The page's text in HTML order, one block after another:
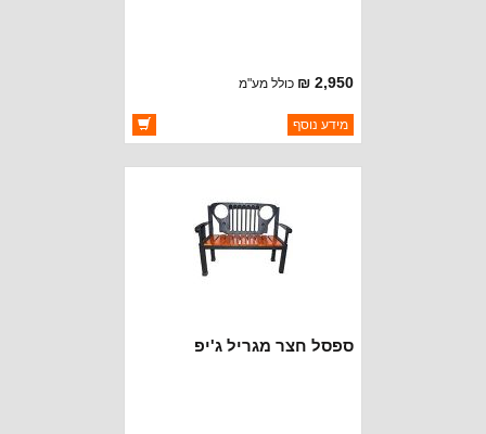
2,950 ₪ כולל מע"מ
ברקוד: MOP107
יצרן:MD JUAN
מידע נוסף
ספסל חצר מגריל ג'יפ